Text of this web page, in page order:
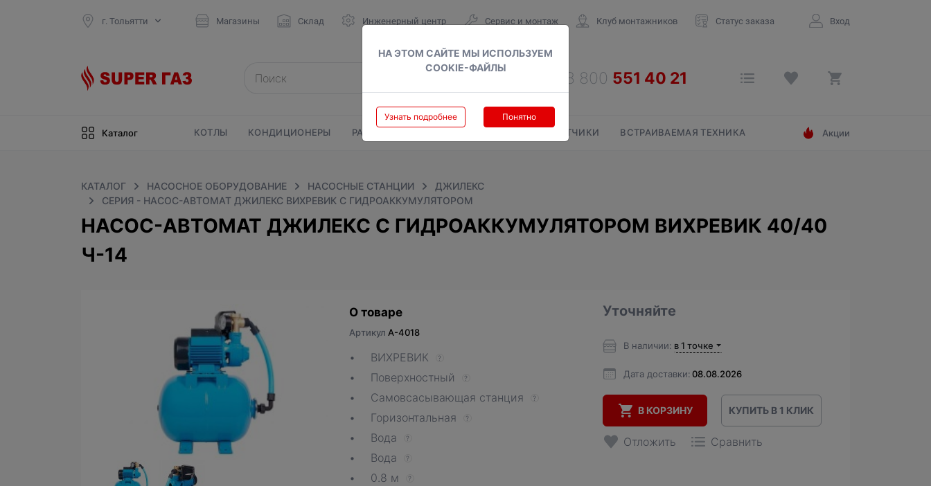
НА ЭТОМ САЙТЕ МЫ ИСПОЛЬЗУЕМ
COOKIE-ФАЙЛЫ
Узнать подробнее Понятно
г. Тольятти Магазины Склад Инженерный центр Сервис и монтаж Клуб монтажников Статус заказа Вход
Каталог КОТЛЫ КОНДИЦИОНЕРЫ РАДИАТОРЫ СЧЕТЧИКИ ВСТРАИВАЕМАЯ ТЕХНИКА Акции
КАТАЛОГ НАСОСНОЕ ОБОРУДОВАНИЕ НАСОСНЫЕ СТАНЦИИ
ДЖИЛЕКС
СЕРИЯ - НАСОС-АВТОМАТ ДЖИЛЕКС ВИХРЕВИК С ГИДРОАККУМУЛЯТОРОМ
НАСОС-АВТОМАТ ДЖИЛЕКС С ГИДРОАККУМУЛЯТОРОМ ВИХРЕВИК 40/40
Ч-14
О товаре
Артикул A-4018
ВИХРЕВИК ?
Поверхностный ?
Самовсасывающая станция ?
Горизонтальная ?
Вода ?
Вода ?
0.8 м ?
Уточняйте
В наличии: в 1 точке
Дата доставки: 08.08.2026
В КОРЗИНУ КУПИТЬ В 1 КЛИК
Отложить Сравнить